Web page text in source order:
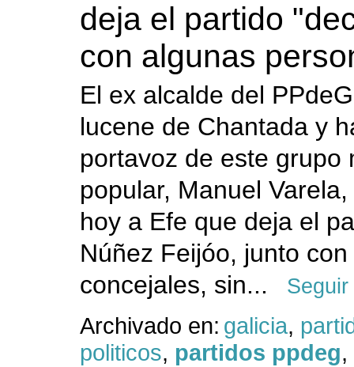
deja el partido
con algunas
El ex alcalde del
lucene de Chantada y
portavoz de este grupo
popular, Manuel
hoy a Efe que deja el
Núñez Feijóo, junto
concejales, sin...
Archivado en: galicia,
politicos, partidos ppdeg,